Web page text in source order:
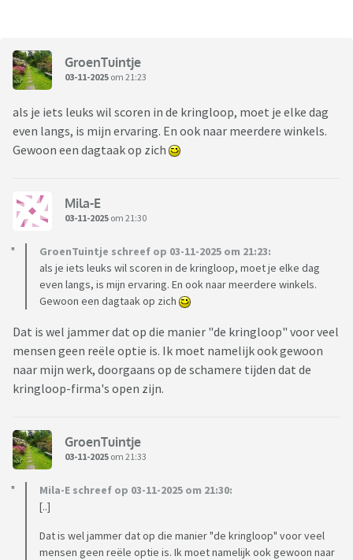
GroenTuintje
03-11-2025 om 21:23
als je iets leuks wil scoren in de kringloop, moet je elke dag
even langs, is mijn ervaring. En ook naar meerdere winkels.
Gewoon een dagtaak op zich
Mila-E
03-11-2025 om 21:30
GroenTuintje schreef op 03-11-2025 om 21:23:
als je iets leuks wil scoren in de kringloop, moet je elke dag
even langs, is mijn ervaring. En ook naar meerdere winkels.
Gewoon een dagtaak op zich
Dat is wel jammer dat op die manier "de kringloop" voor veel
mensen geen reële optie is. Ik moet namelijk ook gewoon
naar mijn werk, doorgaans op de schamere tijden dat de
kringloop-firma's open zijn.
GroenTuintje
03-11-2025 om 21:33
Mila-E schreef op 03-11-2025 om 21:30:
[..]
Dat is wel jammer dat op die manier "de kringloop" voor veel
mensen geen reële optie is. Ik moet namelijk ook gewoon naar